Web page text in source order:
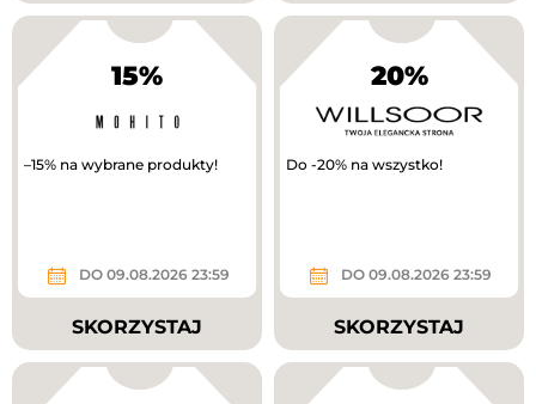
15%
–15% na wybrane produkty!
DO 09.08.2026 23:59
SKORZYSTAJ
20%
Do -20% na wszystko!
DO 09.08.2026 23:59
SKORZYSTAJ